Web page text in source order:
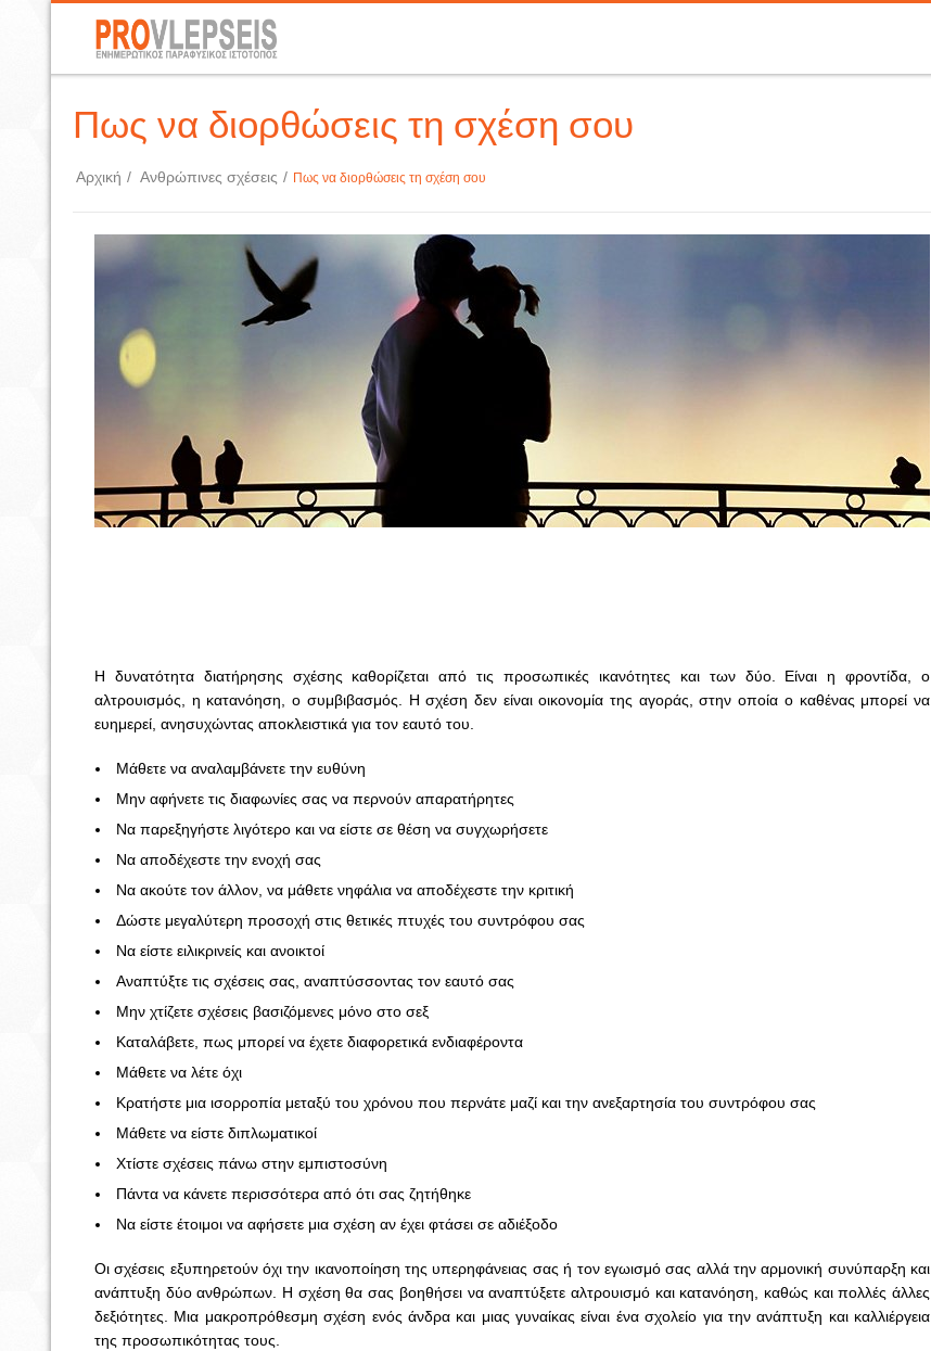
Πως να διορθώσεις τη σχέση σου
Αρχική / Ανθρώπινες σχέσεις / Πως να διορθώσεις τη σχέση σου
Η δυνατότητα διατήρησης σχέσης καθορίζεται από τις προσωπικές ικανότητες και των δύο. Είναι η φροντίδα, ο
αλτρουισμός, η κατανόηση, ο συμβιβασμός. Η σχέση δεν είναι οικονομία της αγοράς, στην οποία ο καθένας μπορεί να
ευημερεί, ανησυχώντας αποκλειστικά για τον εαυτό του.
Μάθετε να αναλαμβάνετε την ευθύνη
Μην αφήνετε τις διαφωνίες σας να περνούν απαρατήρητες
Να παρεξηγήστε λιγότερο και να είστε σε θέση να συγχωρήσετε
Να αποδέχεστε την ενοχή σας
Να ακούτε τον άλλον, να μάθετε νηφάλια να αποδέχεστε την κριτική
Δώστε μεγαλύτερη προσοχή στις θετικές πτυχές του συντρόφου σας
Να είστε ειλικρινείς και ανοικτοί
Αναπτύξτε τις σχέσεις σας, αναπτύσσοντας τον εαυτό σας
Μην χτίζετε σχέσεις βασιζόμενες μόνο στο σεξ
Καταλάβετε, πως μπορεί να έχετε διαφορετικά ενδιαφέροντα
Μάθετε να λέτε όχι
Κρατήστε μια ισορροπία μεταξύ του χρόνου που περνάτε μαζί και την ανεξαρτησία του συντρόφου σας
Μάθετε να είστε διπλωματικοί
Χτίστε σχέσεις πάνω στην εμπιστοσύνη
Πάντα να κάνετε περισσότερα από ότι σας ζητήθηκε
Να είστε έτοιμοι να αφήσετε μια σχέση αν έχει φτάσει σε αδιέξοδο
Οι σχέσεις εξυπηρετούν όχι την ικανοποίηση της υπερηφάνειας σας ή τον εγωισμό σας αλλά την αρμονική συνύπαρξη και
ανάπτυξη δύο ανθρώπων. Η σχέση θα σας βοηθήσει να αναπτύξετε αλτρουισμό και κατανόηση, καθώς και πολλές άλλες
δεξιότητες. Μια μακροπρόθεσμη σχέση ενός άνδρα και μιας γυναίκας είναι ένα σχολείο για την ανάπτυξη και καλλιέργεια
της προσωπικότητας τους.